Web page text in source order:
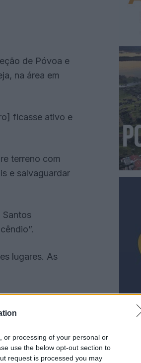
or processing of your personal or
use the below opt-out section to
request is processed you may
de Póvoa e
na área em
ficasse ativo e
terreno com
e salvaguardar
Santos
lugares. As
“um
soube
mato na